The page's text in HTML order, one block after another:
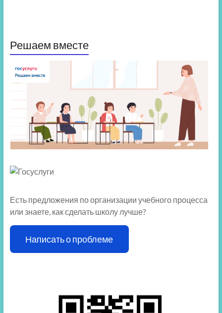
Решаем вместе
Есть предложения по организации учебного процесса
или знаете, как сделать школу лучше?
Написать о проблеме